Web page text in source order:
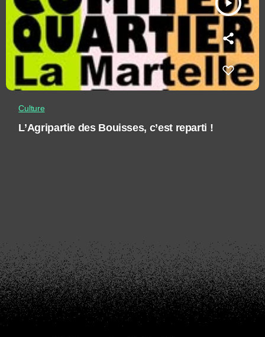
play_arrow
Culture
L’Agripartie des Bouisses, c’est reparti !